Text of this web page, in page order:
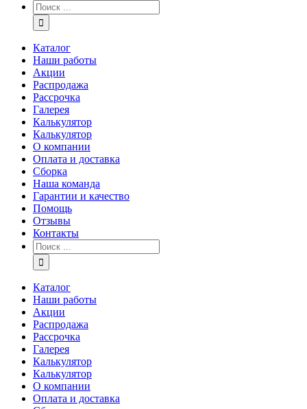
Каталог
Наши работы
Акции
Распродажа
Рассрочка
Галерея
Калькулятор
Калькулятор
О компании
Оплата и доставка
Сборка
Наша команда
Гарантии и качество
Помощь
Отзывы
Контакты
Каталог
Наши работы
Акции
Распродажа
Рассрочка
Галерея
Калькулятор
Калькулятор
О компании
Оплата и доставка